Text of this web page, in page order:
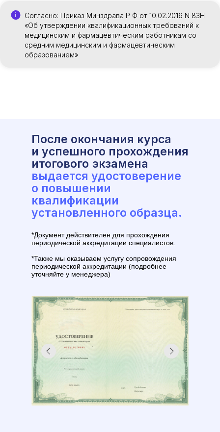
Согласно: Приказ Минздрава Р Ф от 10.02.2016 N 83Н
«Об утверждении квалификационных требований к
медицинским и фармацевтическим работникам со
средним медицинским и фармацевтическим
образованием»
После окончания курса
и успешного прохождения
итогового экзамена
выдается удостоверение
о повышении
квалификации
установленного образца.
*Документ действителен для прохождения
периодической аккредитации специалистов.
*Также мы оказываем услугу сопровождения
периодической аккредитации (подробнее
уточняйте у менеджера)